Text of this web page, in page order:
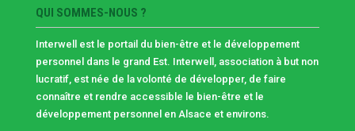
QUI SOMMES-NOUS ?
Interwell est le portail du bien-être et le développement
personnel dans le grand Est. Interwell, association à but non
lucratif, est née de la volonté de développer, de faire
connaître et rendre accessible le bien-être et le
développement personnel en Alsace et environs.